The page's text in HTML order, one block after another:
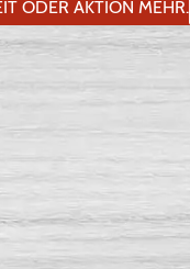
ODER AKTION MEHR.